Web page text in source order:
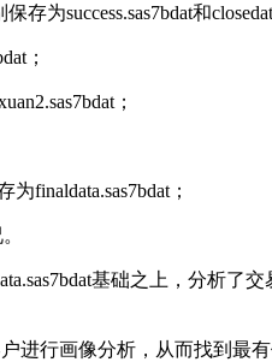
存为success.sas7bdat和
；
；
finaldata.sas7bdat；
基础之上，分析了
进行画像分析，从而找到最有